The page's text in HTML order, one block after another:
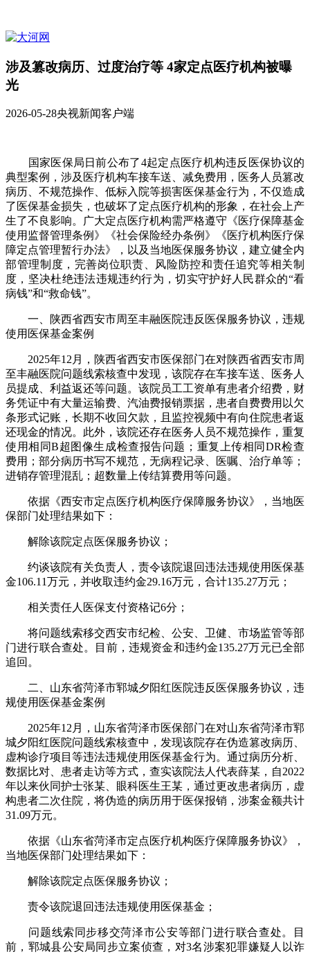
涉及篡改病历、过度治疗等 4家定点医疗机构被曝
光
2026-05-28央视新闻客户端
国家医保局日前公布了4起定点医疗机构违反医保协议的
典型案例，涉及医疗机构车接车送、减免费用，医务人员篡改
病历、不规范操作、低标入院等损害医保基金行为，不仅造成
了医保基金损失，也破坏了定点医疗机构的形象，在社会上产
生了不良影响。广大定点医疗机构需严格遵守《医疗保障基金
使用监督管理条例》《社会保险经办条例》《医疗机构医疗保
障定点管理暂行办法》，以及当地医保服务协议，建立健全内
部管理制度，完善岗位职责、风险防控和责任追究等相关制
度，坚决杜绝违法违规违约行为，切实守护好人民群众的“看
病钱”和“救命钱”。
一、陕西省西安市周至丰融医院违反医保服务协议，违规
使用医保基金案例
2025年12月，陕西省西安市医保部门在对陕西省西安市周
至丰融医院问题线索核查中发现，该院存在车接车送、医务人
员提成、利益返还等问题。该院员工工资单有患者介绍费，财
务凭证中有大量运输费、汽油费报销票据，患者自费费用以欠
条形式记账，长期不收回欠款，且监控视频中有向住院患者返
还现金的情况。此外，该院还存在医务人员不规范操作，重复
使用相同B超图像生成检查报告问题；重复上传相同DR检查
费用；部分病历书写不规范，无病程记录、医嘱、治疗单等；
进销存管理混乱；超数量上传结算费用等问题。
依据《西安市定点医疗机构医疗保障服务协议》，当地医
保部门处理结果如下：
解除该院定点医保服务协议；
约谈该院有关负责人，责令该院退回违法违规使用医保基
金106.11万元，并收取违约金29.16万元，合计135.27万元；
相关责任人医保支付资格记6分；
将问题线索移交西安市纪检、公安、卫健、市场监管等部
门进行联合查处。目前，违规资金和违约金135.27万元已全部
追回。
二、山东省菏泽市郓城夕阳红医院违反医保服务协议，违
规使用医保基金案例
2025年12月，山东省菏泽市医保部门在对山东省菏泽市郓
城夕阳红医院问题线索核查中，发现该院存在伪造篡改病历、
虚构诊疗项目等违法违规使用医保基金行为。通过病历分析、
数据比对、患者走访等方式，查实该院法人代表薛某，自2022
年以来伙同护士张某、眼科医生王某，通过更改患者病历，虚
构患者二次住院，将伪造的病历用于医保报销，涉案金额共计
31.09万元。
依据《山东省菏泽市定点医疗机构医疗保障服务协议》，
当地医保部门处理结果如下：
解除该院定点医保服务协议；
责令该院退回违法违规使用医保基金；
问题线索同步移交菏泽市公安等部门进行联合查处。目
前，郓城县公安局同步立案侦查，对3名涉案犯罪嫌疑人以诈